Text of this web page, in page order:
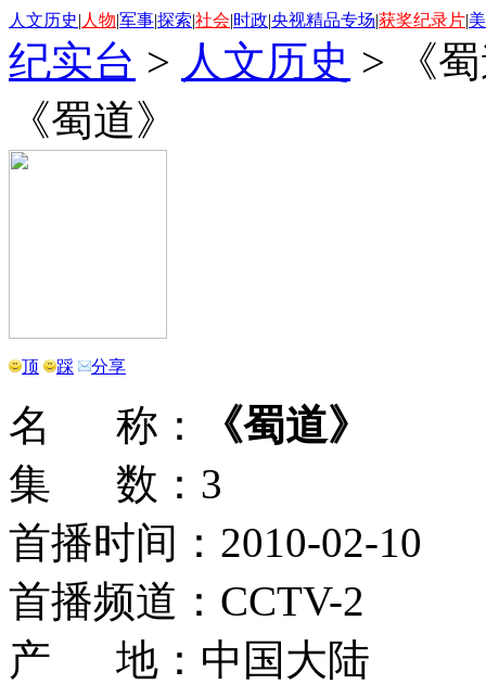
人文历史| 人物|军事|探索|社会|时政|央视精品专场|获奖纪录片|
纪实台 > 人文历史 >
《
《蜀道》
顶 踩 分享
名 称：
《蜀道》
集 数：3
首播时间：2010-02-10
首播频道：CCTV-2
产 地：中国大陆